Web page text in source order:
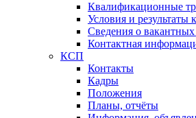
Квалификационные
Условия и результаты
Сведения о
Контактная
КСП
Контакты
Кадры
Положения
Планы, отчёты